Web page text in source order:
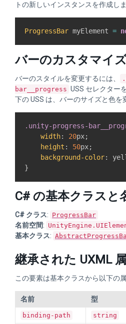
トの新しいインスタンスを作成し
ProgressBar myElement =
バーのカスタマイ
バーのスタイルを変更するには、
bar__progress USS セレクター
下の USS は、バーのサイズと色を
.unity-progress-
width: 20px;
height : 50px;
background-color:
}
C# の基本クラスと
C# クラス: ProgressBar
名前空間:
基本クラス:
継承された UXML
この要素は基本クラスから以下の
名前 型
binding-path string